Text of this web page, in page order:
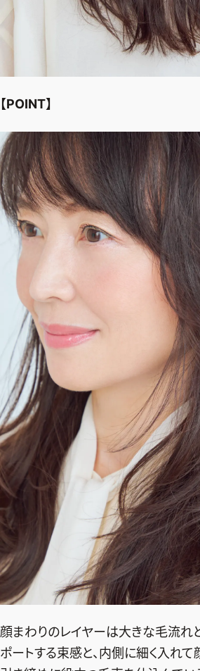
【POINT】
顔まわりのレイヤーは大きな毛流れ
ポートする束感と、内側に細く入れ